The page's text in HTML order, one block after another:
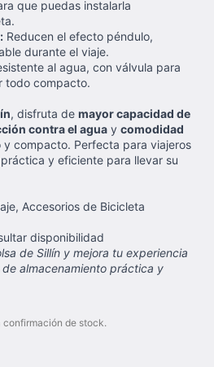
que puedas instalarla
Reducen el efecto péndulo,
durante el viaje.
al agua, con válvula para
todo compacto.
, disfruta de mayor capacidad de
contra el agua y comodidad
y compacto. Perfecta para viajeros
y eficiente para llevar su
Accesorios de Bicicleta
disponibilidad
de Sillín y mejora tu experiencia
almacenamiento práctica y
confirmación de stock.